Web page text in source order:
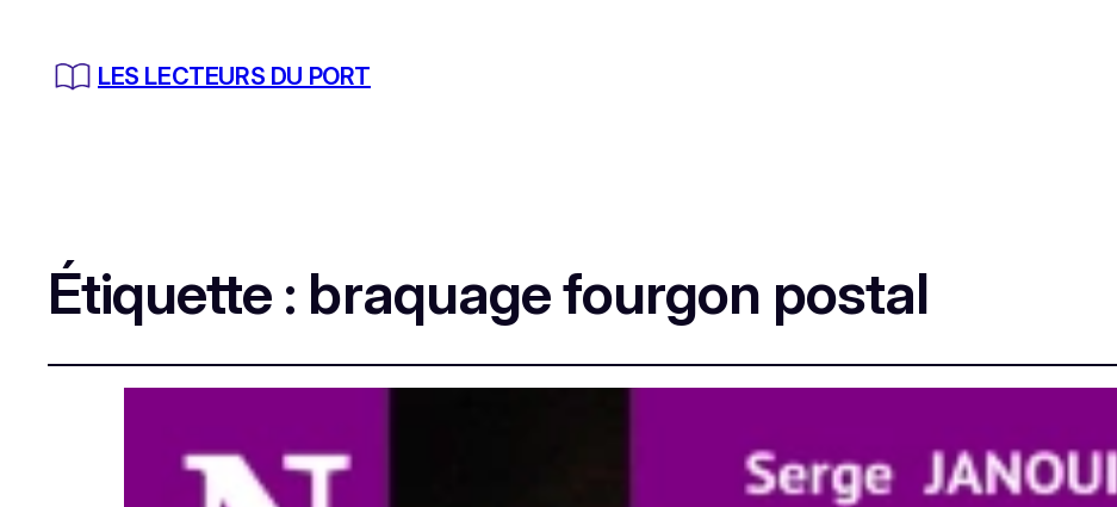
LES LECTEURS DU PORT
Étiquette : braquage fourgon postal